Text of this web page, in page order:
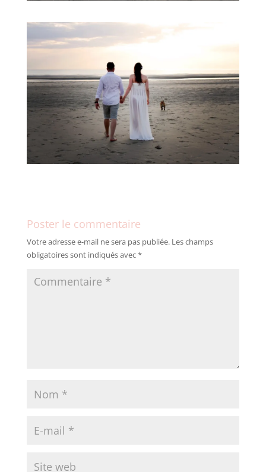
Poster le commentaire
Votre adresse e-mail ne sera pas publiée. Les champs
obligatoires sont indiqués avec*